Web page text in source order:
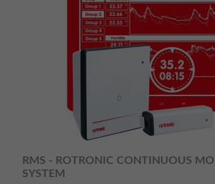
RMS - ROTRONIC CONTINUOUS
SYSTEM